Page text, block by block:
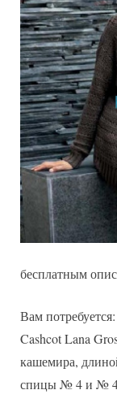
бесплатным
Вам
Cashcot Lana
кашемира,
спицы № 4 и №